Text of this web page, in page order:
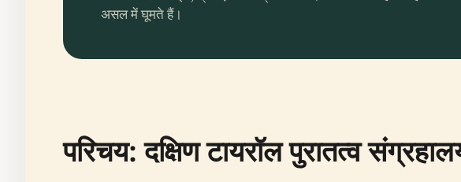
असल में घूमते हैं।
परिचय: दक्षिण टायरॉल पुरातत्व